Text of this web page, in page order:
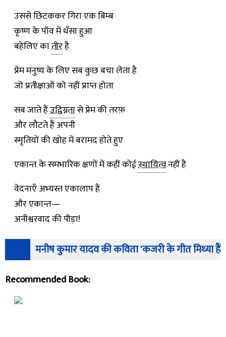
उससे छिटककर गिरा एक बिम्ब
कृष्ण के पाँव में धँसा हुआ
बहेलिए कातीरहै
प्रेम मनुष्य के लिए सब कुछ बचा लेता है
जो प्रतीक्षाओं को नहीं प्राप्त होता
सब जाते हैंउद्विग्नतासे प्रेम की तरफ़
और लौटते हैं अपनी
स्मृतियों की खोह में बरामद होते हुए
एकान्त के समभारिक क्षणों में कहीं कोईस्थायित्वनहीं है
वेदनाएँ अभ्यस्त एकालाप हैं
और एकान्त—
अनीश्वरवाद की पीड़ा!
मनीष कुमार यादव की कविता 'कजरी के गीत मिथ्या हैं'
Recommended Book: